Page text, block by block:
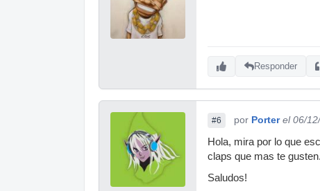
Responder
#6 por Porter el 06/
Hola, mira por lo que
claps que mas te
Saludos!